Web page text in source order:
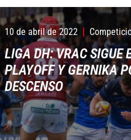
10 de abril de 2022
LIGA DH: VRAC SIGUE
PLAYOFF Y GERNIKA
DESCENSO